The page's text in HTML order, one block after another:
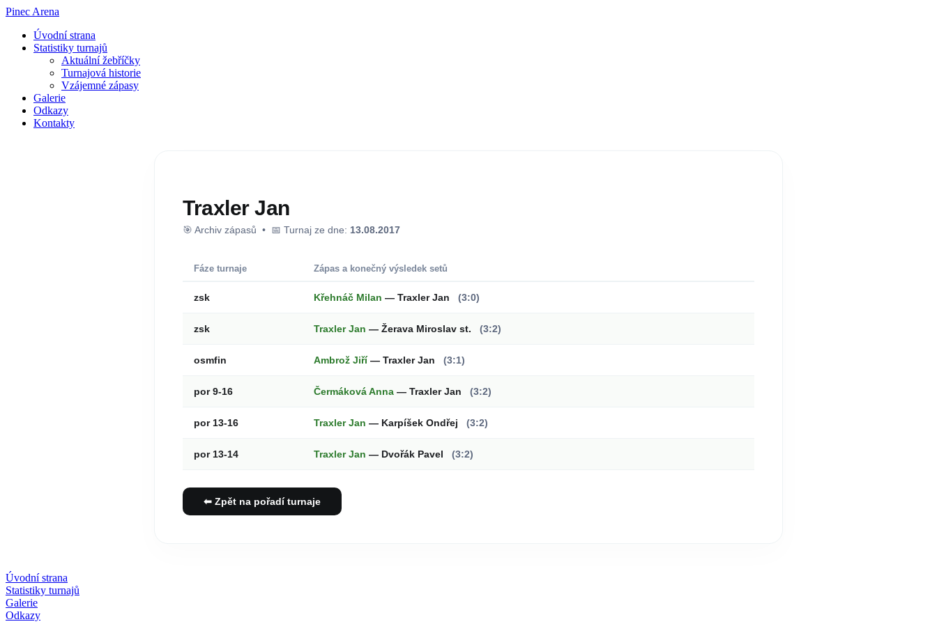
Pinec Arena
Úvodní strana
Statistiky turnajů
Aktuální žebříčky
Turnajová historie
Vzájemné zápasy
Galerie
Odkazy
Kontakty
Traxler Jan
🎯 Archiv zápasů • 📅 Turnaj ze dne: 13.08.2017
Fáze turnaje Zápas a konečný výsledek setů
zsk Křehnáč Milan — Traxler Jan (3:0)
zsk Traxler Jan — Žerava Miroslav st. (3:2)
osmfin Ambrož Jiří— Traxler Jan (3:1)
por 9-16 Čermáková Anna — Traxler Jan (3:2)
por 13-16 Traxler Jan — Karpíšek Ondřej (3:2)
por 13-14 Traxler Jan — Dvořák Pavel (3:2)
⬅ Zpět na pořadí turnaje
Úvodní strana
Statistiky turnajů
Galerie
Odkazy